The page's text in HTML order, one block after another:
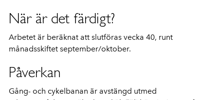
När är det färdigt?
Arbetet är beräknat att slutföras vecka 40, runt
månadsskiftet september/oktober.
Påverkan
Gång- och cykelbanan är avstängd utmed